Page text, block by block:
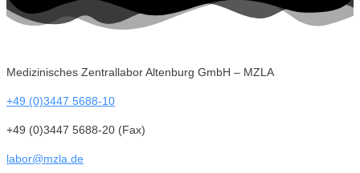
Medizinisches Zentrallabor Altenburg GmbH – MZLA
+49 (0)3447 5688-10
+49 (0)3447 5688-20 (Fax)
labor@mzla.de